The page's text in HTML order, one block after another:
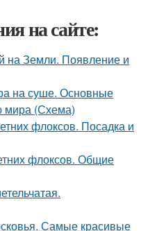
на сайте:
на Земли. Появление и
на суше. Основные
мира (Схема)
флоксов. Посадка и
флоксов. Общие
Самые красивые